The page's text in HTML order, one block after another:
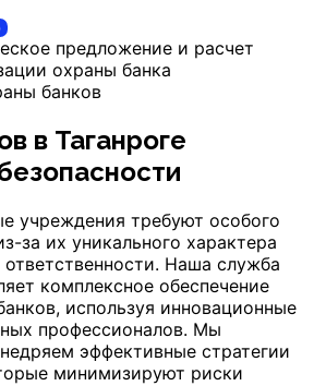
предложение и расчет
охраны банка
в Таганроге
учреждения требуют особого
за их уникального характера
Наша служба
комплексное обеспечение
используя инновационные
профессионалов. Мы
эффективные стратегии
минимизируют риски